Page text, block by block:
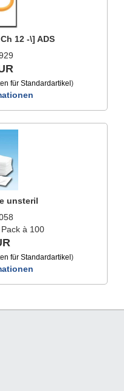
12 -\] ADS
für Standardartikel )
unsteril
à 100
für Standardartikel )